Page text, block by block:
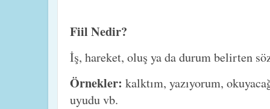
Fiil Nedir?
İş, hareket, oluş ya da durum belirten
Örnekler: kalktım, yazıyorum,
uyudu vb.